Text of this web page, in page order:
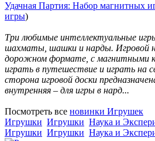
Удачная Партия: Набор магнитных
игры)
Три любимые интеллектуальные
шахматы, шашки и нарды. Игровой
дорожном формате, с магнитными
играть в путешествие и играть на
сторона игровой доски
внутренняя – для игры в нард...
Посмотреть все новинки Игрушек
Игрушки Игрушки Наука и
Игрушки Игрушки Наука и